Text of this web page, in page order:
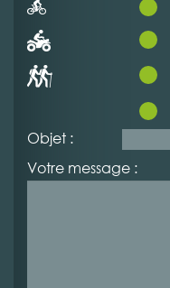
Objet :
Votre message :